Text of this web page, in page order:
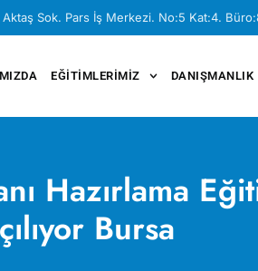
Sok. Pars İş Merkezi. No:5 Kat:4.
EĞITIMLERIMIZ DANIŞMANLIK
Hazırlama
Bursa